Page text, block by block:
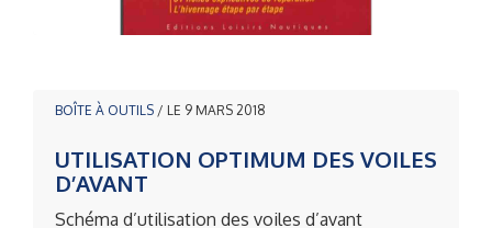
BOÎTE À OUTILS / LE 9 MARS 2018
UTILISATION OPTIMUM DES VOILES
D’AVANT
Schéma d’utilisation des voiles d’avant